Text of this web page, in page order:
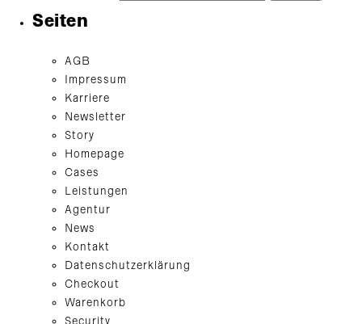
Seiten
AGB
Impressum
Karriere
Newsletter
Story
Homepage
Cases
Leistungen
Agentur
News
Kontakt
Datenschutzerklärung
Checkout
Warenkorb